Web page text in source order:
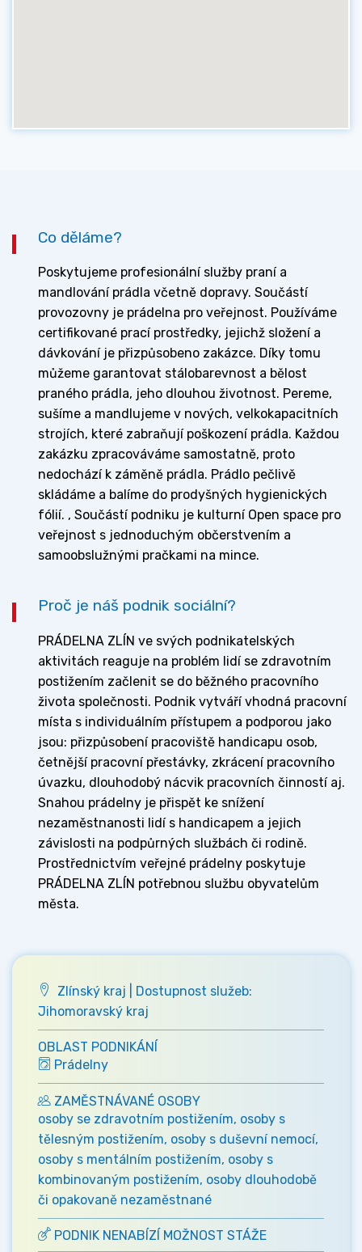
Co děláme?
Poskytujeme profesionální služby praní a
mandlování prádla včetně dopravy. Součástí
provozovny je prádelna pro veřejnost. Používáme
certifikované prací prostředky, jejichž složení a
dávkování je přizpůsobeno zakázce. Díky tomu
můžeme garantovat stálobarevnost a bělost
praného prádla, jeho dlouhou životnost. Pereme,
sušíme a mandlujeme v nových, velkokapacitních
strojích, které zabraňují poškození prádla. Každou
zakázku zpracováváme samostatně, proto
nedochází k záměně prádla. Prádlo pečlivě
skládáme a balíme do prodyšných hygienických
fólií. , Součástí podniku je kulturní Open space pro
veřejnost s jednoduchým občerstvením a
samoobslužnými pračkami na mince.
Proč je náš podnik sociální?
PRÁDELNA ZLÍN ve svých podnikatelských
aktivitách reaguje na problém lidí se zdravotním
postižením začlenit se do běžného pracovního
života společnosti. Podnik vytváří vhodná pracovní
místa s individuálním přístupem a podporou jako
jsou: přizpůsobení pracoviště handicapu osob,
četnější pracovní přestávky, zkrácení pracovního
úvazku, dlouhodobý nácvik pracovních činností aj.
Snahou prádelny je přispět ke snížení
nezaměstnanosti lidí s handicapem a jejich
závislosti na podpůrných službách či rodině.
Prostřednictvím veřejné prádelny poskytuje
PRÁDELNA ZLÍN potřebnou službu obyvatelům
města.
Zlínský kraj | Dostupnost služeb:
Jihomoravský kraj
OBLAST PODNIKÁNÍ
Prádelny
ZAMĚSTNÁVANÉ OSOBY
osoby se zdravotním postižením, osoby s
tělesným postižením, osoby s duševní nemocí,
osoby s mentálním postižením, osoby s
kombinovaným postižením, osoby dlouhodobě
či opakovaně nezaměstnané
PODNIK NENABÍZÍ MOŽNOST STÁŽE